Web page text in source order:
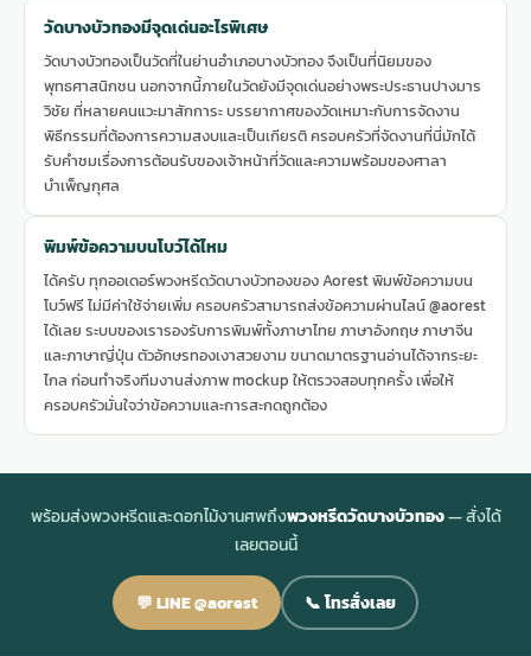
วัดบางบัวทองมีจุดเด่นอะไรพิเศษ
วัดบางบัวทองเป็นวัดที่ในย่านอำเภอบางบัวทอง จึงเป็นที่นิยมของ
พุทธศาสนิกชน นอกจากนี้ภายในวัดยังมีจุดเด่นอย่างพระประธานปางมาร
วิชัย ที่หลายคนแวะมาสักการะ บรรยากาศของวัดเหมาะกับการจัดงาน
พิธีกรรมที่ต้องการความสงบและเป็นเกียรติ ครอบครัวที่จัดงานที่นี่มักได้
รับคำชมเรื่องการต้อนรับของเจ้าหน้าที่วัดและความพร้อมของศาลา
บำเพ็ญกุศล
พิมพ์ข้อความบนโบว์ได้ไหม
ได้ครับ ทุกออเดอร์พวงหรีดวัดบางบัวทองของ Aorest พิมพ์ข้อความบน
โบว์ฟรี ไม่มีค่าใช้จ่ายเพิ่ม ครอบครัวสามารถส่งข้อความผ่านไลน์ @aorest
ได้เลย ระบบของเรารองรับการพิมพ์ทั้งภาษาไทย ภาษาอังกฤษ ภาษาจีน
และภาษาญี่ปุ่น ตัวอักษรทองเงาสวยงาม ขนาดมาตรฐานอ่านได้จากระยะ
ไกล ก่อนทำจริงทีมงานส่งภาพ mockup ให้ตรวจสอบทุกครั้ง เพื่อให้
ครอบครัวมั่นใจว่าข้อความและการสะกดถูกต้อง
พร้อมส่งพวงหรีดและดอกไม้งานศพถึงพวงหรีดวัดบางบัวทอง— สั่งได้
เลยตอนนี้
💬 LINE @aorest 📞 โทรสั่งเลย